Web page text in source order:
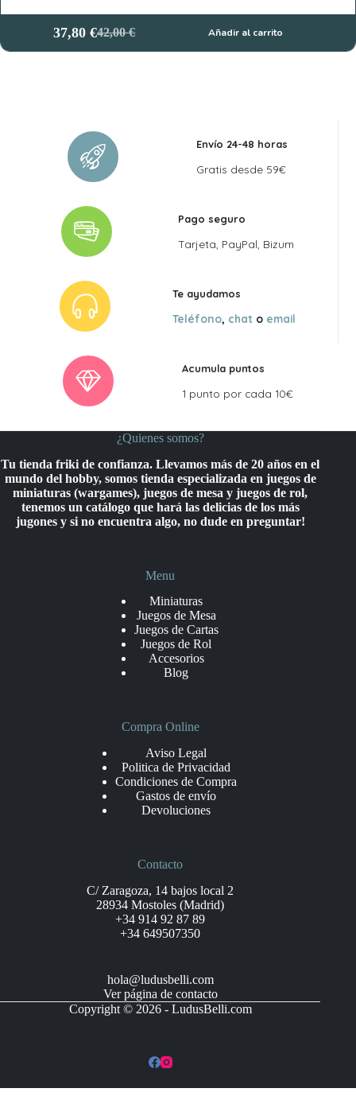
42,00€
El
precio
37,80€El
precio
Añadir al carrito
Envío 24-48 horas
Gratis desde 59€
Pago seguro
Tarjeta, PayPal, Bizum
Te ayudamos
Teléfono, chat o email
Acumula puntos
1 punto por cada 10€
¿Quienes somos?
Tu tienda friki de confianza. Llevamos más de 20 años en el
mundo del hobby, somos tienda especializada en juegos de
miniaturas (wargames), juegos de mesa y juegos de rol,
tenemos un catálogo que hará las delicias de los más
jugones y si no encuentra algo, no dude en preguntar!
Menu
Miniaturas
Juegos de Mesa
Juegos de Cartas
Juegos de Rol
Accesorios
Blog
Compra Online
Aviso Legal
Politica de Privacidad
Condiciones de Compra
Gastos de envío
Devoluciones
Contacto
C/ Zaragoza, 14 bajos local 2
28934 Mostoles (Madrid)
+34 914 92 87 89
+34 649507350
hola@ludusbelli.com
Ver página de contacto
Copyright © 2026 - LudusBelli.com